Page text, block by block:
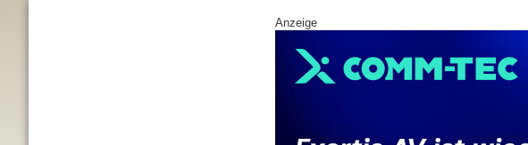
Anzeige